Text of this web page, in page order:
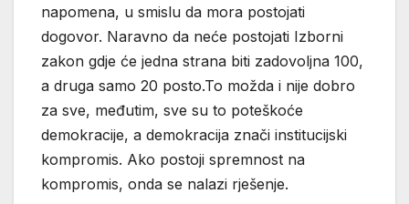
napomena, u smislu da mora postojati
dogovor. Naravno da neće postojati Izborni
zakon gdje će jedna strana biti zadovoljna 100,
a druga samo 20 posto.To možda i nije dobro
za sve, međutim, sve su to poteškoće
demokracije, a demokracija znači institucijski
kompromis. Ako postoji spremnost na
kompromis, onda se nalazi rješenje.